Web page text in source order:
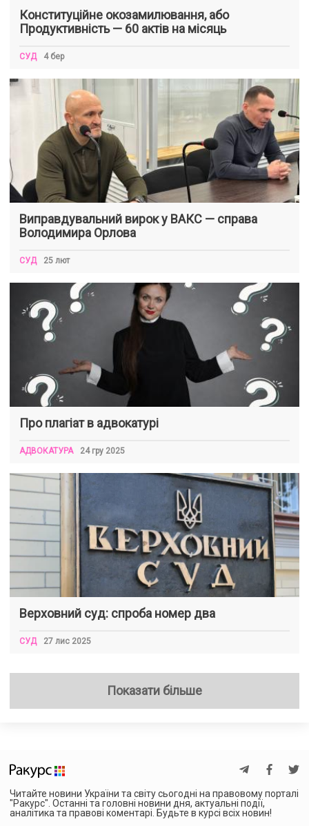
Конституційне окозамилювання, або
Продуктивність — 60 актів на місяць
СУД 4 бер
Виправдувальний вирок у ВАКС — справа
Володимира Орлова
СУД 25 лют
Про плагіат в адвокатурі
АДВОКАТУРА 24 гру 2025
Верховний суд: спроба номер два
СУД 27 лис 2025
Показати більше
Читайте новини України та світу сьогодні на правовому порталі
"Ракурс". Останні та головні новини дня, актуальні події,
аналітика та правові коментарі. Будьте в курсі всіх новин!